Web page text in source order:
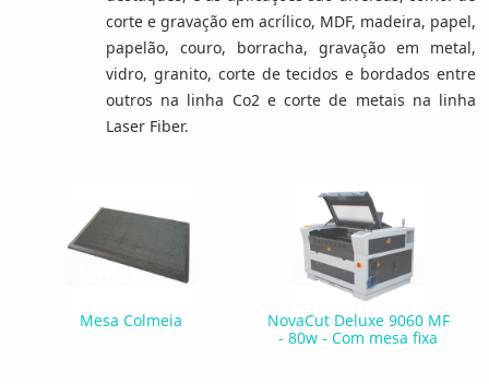
corte e gravação em acrílico, MDF, madeira, papel,
papelão, couro, borracha, gravação em metal,
vidro, granito, corte de tecidos e bordados entre
outros na linha Co2 e corte de metais na linha
Laser Fiber.
Mesa Colmeia
NovaCut Deluxe 9060 MF
- 80w - Com mesa fixa